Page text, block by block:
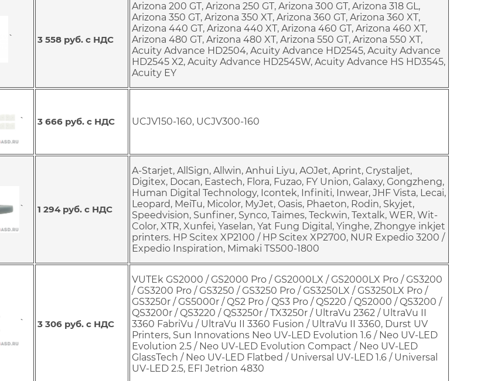
` 3 558 руб. с НДС
Arizona 200 GT, Arizona 250 GT, Arizona 300 GT, Arizona 318 GL,
Arizona 350 GT, Arizona 350 XT, Arizona 360 GT, Arizona 360 XT,
Arizona 440 GT, Arizona 440 XT, Arizona 460 GT, Arizona 460 XT,
Arizona 480 GT, Arizona 480 XT, Arizona 550 GT, Arizona 550 XT,
Acuity Advance HD2504, Acuity Advance HD2545, Acuity Advance
HD2545 X2, Acuity Advance HD2545W, Acuity Advance HS HD3545,
Acuity EY
` 3 666 руб. с НДС UCJV150-160, UCJV300-160
` 1 294 руб. с НДС
A-Starjet, AllSign, Allwin, Anhui Liyu, AOJet, Aprint, Crystaljet,
Digitex, Docan, Eastech, Flora, Fuzao, FY Union, Galaxy, Gongzheng,
Human Digital Technology, Icontek, Infiniti, Inwear, JHF Vista, Lecai,
Leopard, MeiTu, Micolor, MyJet, Oasis, Phaeton, Rodin, Skyjet,
Speedvision, Sunfiner, Synco, Taimes, Teckwin, Textalk, WER, Wit-
Color, XTR, Xunfei, Yaselan, Yat Fung Digital, Yinghe, Zhongye inkjet
printers. HP Scitex XP2100 / HP Scitex XP2700, NUR Expedio 3200 /
Expedio Inspiration, Mimaki TS500-1800
` 3 306 руб. с НДС
VUTEk GS2000 / GS2000 Pro / GS2000LX / GS2000LX Pro / GS3200
/ GS3200 Pro / GS3250 / GS3250 Pro / GS3250LX / GS3250LX Pro /
GS3250r / GS5000r / QS2 Pro / QS3 Pro / QS220 / QS2000 / QS3200 /
QS3200r / QS3220 / QS3250r / TX3250r / UltraVu 2362 / UltraVu II
3360 FabriVu / UltraVu II 3360 Fusion / UltraVu II 3360, Durst UV
Printers, Sun Innovations Neo UV-LED Evolution 1.6 / Neo UV-LED
Evolution 2.5 / Neo UV-LED Evolution Compact / Neo UV-LED
GlassTech / Neo UV-LED Flatbed / Universal UV-LED 1.6 / Universal
UV-LED 2.5, EFI Jetrion 4830